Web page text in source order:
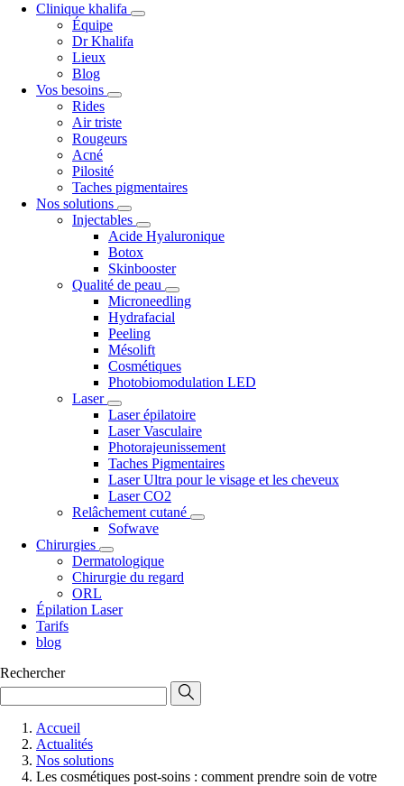
Clinique khalifa
Équipe
Dr Khalifa
Lieux
Blog
Vos besoins
Rides
Air triste
Rougeurs
Acné
Pilosité
Taches pigmentaires
Nos solutions
Injectables
Acide Hyaluronique
Botox
Skinbooster
Qualité de peau
Microneedling
Hydrafacial
Peeling
Mésolift
Cosmétiques
Photobiomodulation LED
Laser
Laser épilatoire
Laser Vasculaire
Photorajeunissement
Taches Pigmentaires
Laser Ultra pour le visage et les cheveux
Laser CO2
Relâchement cutané
Sofwave
Chirurgies
Dermatologique
Chirurgie du regard
ORL
Épilation Laser
Tarifs
blog
Rechercher
Accueil
Actualités
Nos solutions
Les cosmétiques post-soins : comment prendre soin de votre